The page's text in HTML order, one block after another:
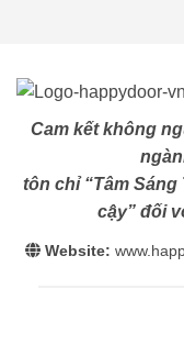
Cam kết không
tôn chỉ “Tâm
cậy” đối
Website: